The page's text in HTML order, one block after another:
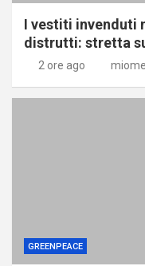
I vestiti invenduti
distrutti: stretta
2 ore ago
GREENPEACE